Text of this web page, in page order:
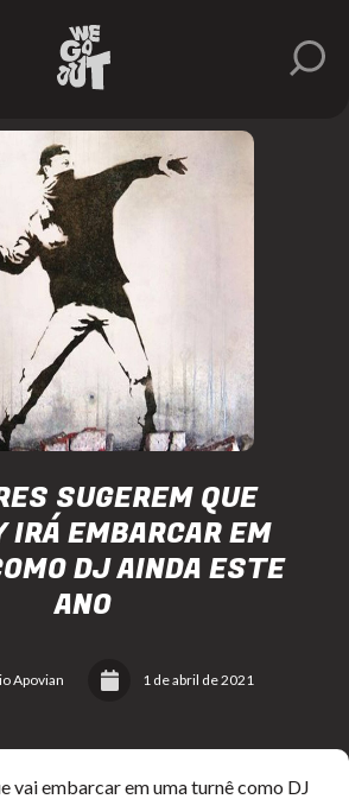
SUGEREM QUE
IRÁ EMBARCAR EM
DJ AINDA ESTE
ANO
Apovian 1 de abril de 2021
vai embarcar em uma turnê como DJ